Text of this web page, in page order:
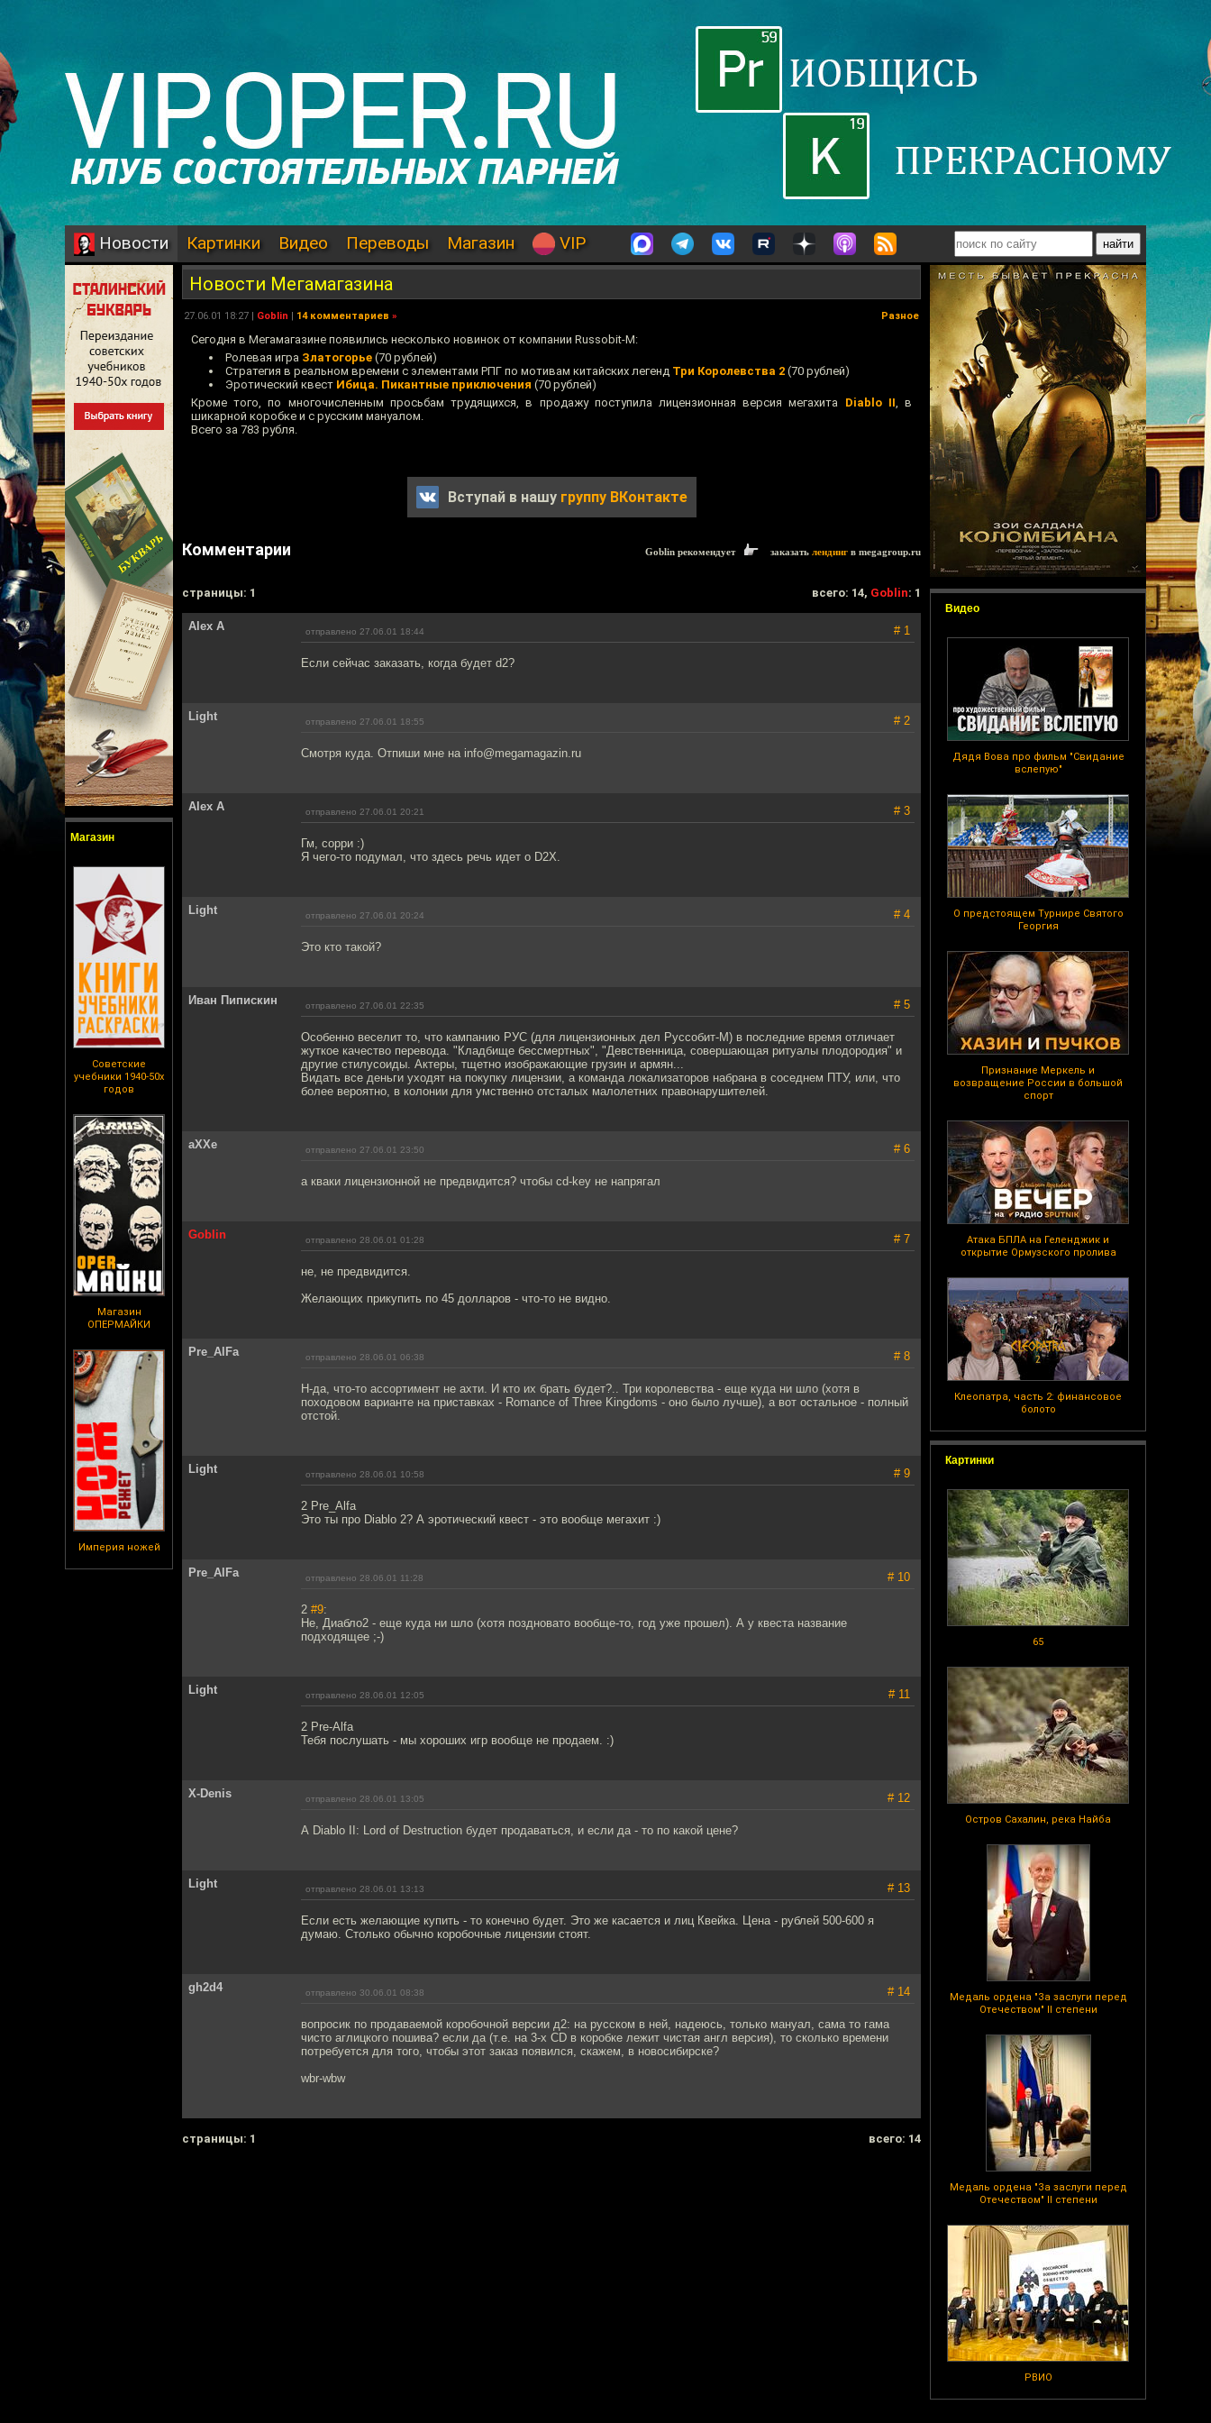
Новости Картинки Видео Переводы Магазин VIP
Магазин
Советские
учебники 1940-50х
годов
Магазин
ОПЕРМАЙКИ
Империя ножей
Видео
Дядя Вова про фильм "Свидание
вслепую"
О предстоящем Турнире Святого
Георгия
Признание Меркель и
возвращение России в большой
спорт
Атака БПЛА на Геленджик и
открытие Ормузского пролива
Клеопатра, часть 2: финансовое
болото
Картинки
65
Остров Сахалин, река Найба
Медаль ордена "За заслуги перед
Отечеством" II степени
Медаль ордена "За заслуги перед
Отечеством" II степени
РВИО
Новости Мегамагазина
27.06.01 18:27 | Goblin | 14 комментариев » Разное
Сегодня в Мегамагазине появились несколько новинок от компании Russobit-M:
Ролевая игра Златогорье (70 рублей)
Стратегия в реальном времени с элементами РПГ по мотивам китайских легенд Три Королевства 2 (70 рублей)
Эротический квест Ибица. Пикантные приключения (70 рублей)
Кроме того, по многочисленным просьбам трудящихся, в продажу поступила лицензионная версия мегахита Diablo II, в
шикарной коробке и с русским мануалом.
Всего за 783 рубля.
Вступай в нашу группу ВКонтакте
Комментарии Goblin рекомендует заказать лендинг в megagroup.ru
cтраницы: 1 всего: 14, Goblin: 1
Alex A отправлено 27.06.01 18:44 # 1
Если сейчас заказать, когда будет d2?
Light отправлено 27.06.01 18:55 # 2
Смотря куда. Отпиши мне на info@megamagazin.ru
Alex A отправлено 27.06.01 20:21 # 3
Гм, сорри :)
Я чего-то подумал, что здесь речь идет о D2X.
Light отправлено 27.06.01 20:24 # 4
Это кто такой?
Иван Пипискин отправлено 27.06.01 22:35 # 5
Особенно веселит то, что кампанию РУС (для лицензионных дел Руссобит-М) в последние время отличает
жуткое качество перевода. "Кладбище бессмертных", "Девственница, совершающая ритуалы плодородия" и
другие стилусоиды. Актеры, тщетно изображающие грузин и армян...
Видать все деньги уходят на покупку лицензии, а команда локализаторов набрана в соседнем ПТУ, или, что
более вероятно, в колонии для умственно отсталых малолетних правонарушителей.
aXXe отправлено 27.06.01 23:50 # 6
а кваки лицензионной не предвидится? чтобы cd-key не напрягал
Goblin отправлено 28.06.01 01:28 # 7
не, не предвидится.
Желающих прикупить по 45 долларов - что-то не видно.
Pre_AlFa отправлено 28.06.01 06:38 # 8
Н-да, что-то ассортимент не ахти. И кто их брать будет?.. Три королевства - еще куда ни шло (хотя в
походовом варианте на приставках - Romance of Three Kingdoms - оно было лучше), а вот остальное - полный
отстой.
Light отправлено 28.06.01 10:58 # 9
2 Pre_Alfa
Это ты про Diablo 2? А эротический квест - это вообще мегахит :)
Pre_AlFa отправлено 28.06.01 11:28 # 10
2 #9:
Не, Диабло2 - еще куда ни шло (хотя поздновато вообще-то, год уже прошел). А у квеста название
подходящее ;-)
Light отправлено 28.06.01 12:05 # 11
2 Pre-Alfa
Тебя послушать - мы хороших игр вообще не продаем. :)
X-Denis отправлено 28.06.01 13:05 # 12
А Diablo II: Lord of Destruction будет продаваться, и если да - то по какой цене?
Light отправлено 28.06.01 13:13 # 13
Если есть желающие купить - то конечно будет. Это же касается и лиц Квейка. Цена - рублей 500-600 я
думаю. Столько обычно коробочные лицензии стоят.
gh2d4 отправлено 30.06.01 08:38 # 14
вопросик по продаваемой коробочной версии д2: на русском в ней, надеюсь, только мануал, сама то гама
чисто аглицкого пошива? если да (т.е. на 3-х CD в коробке лежит чистая англ версия), то сколько времени
потребуется для того, чтобы этот заказ появился, скажем, в новосибирске?
wbr-wbw
cтраницы: 1 всего: 14